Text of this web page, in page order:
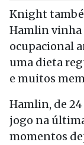
Knight
Hamlin vinha
ocupacional
uma dieta
e muitos
Hamlin, de
jogo na
momentos